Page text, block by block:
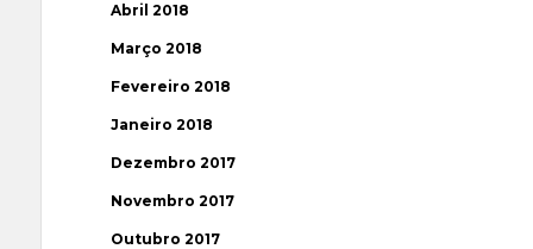
Abril 2018
Março 2018
Fevereiro 2018
Janeiro 2018
Dezembro 2017
Novembro 2017
Outubro 2017